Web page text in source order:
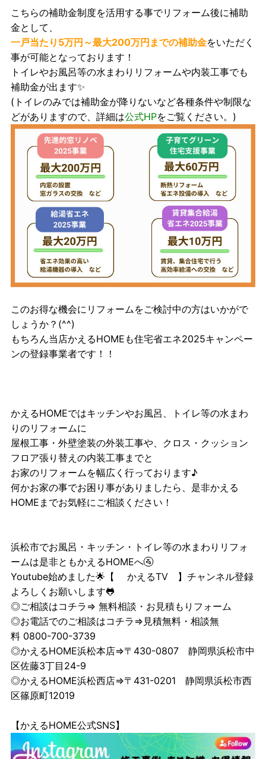
こちらの補助金制度を活用する事でリフォーム後に補助
金として、
一戸当たり5万円～最大200万円までの補助金をいただく
事が可能となっております！
トイレやお風呂等の水まわりリフォームや内装工事でも
補助金が出ます✨
(トイレのみでは補助金が降りないなど各種条件や制限な
どがありますので、詳細は公式HPをご覧ください。)
このお得な機会にリフォームをご検討中の方はいかがで
しょうか？(^^)
もちろん当店かえるHOMEも住宅省エネ2025キャンペー
ンの登録事業者です！！
かえるHOMEではキッチンやお風呂、トイレ等の水まわ
りのリフォームに
屋根工事・外壁塗装の外装工事や、クロス・クッション
フロア張り替えの内装工事までと
お家のリフォームを幅広く行っております♪
何かお家の事でお困り事がありましたら、是非かえる
HOMEまでお気軽にご相談ください！
浜松市でお風呂・キッチン・トイレ等の水まわりリフォ
ームは是非ともかえるHOMEへ🚰
Youtube始めました🌟【 かえるTV】チャンネル登録
よろしくお願いします🐸
◎ご相談はコチラ⇒ 無料相談・お見積もりフォーム
◎お電話でのご相談はコチラ⇒見積無料・相談無
料 0800-700-3739
◎かえるHOME浜松本店⇒〒430-0807 静岡県浜松市中
区佐藤3丁目24-9
◎かえるHOME浜松西店⇒〒431-0201 静岡県浜松市西
区篠原町12019
【かえるHOME公式SNS】